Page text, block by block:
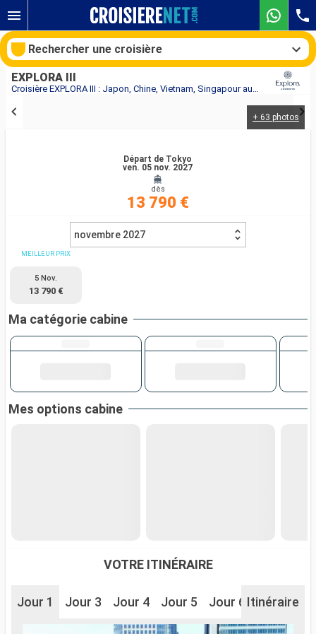
Croisière EXPLORA III : Japon, Chine, Vietnam, Singapour au départ de Tokyo
EXPLORA III
+ 63 photos
Départ de Tokyo
ven. 05 nov. 2027
dès
13 790 €
novembre 2027
MEILLEUR PRIX
5 Nov.
13 790 €
Ma catégorie cabine
Mes options cabine
VOTRE ITINÉRAIRE
Jour 1 Jour 3 Jour 4 Jour 5 Jour 6 Jour 7
Itinéraire
Rechercher une croisière
Rechercher